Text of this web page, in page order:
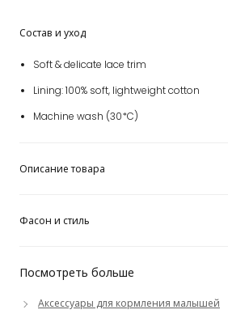
Посмотреть больше
Аксессуары для кормления малышей
Состав и уход
Soft & delicate lace trim
Lining: 100% soft, lightweight cotton
Machine wash (30*C)
Описание товара
Фасон и стиль